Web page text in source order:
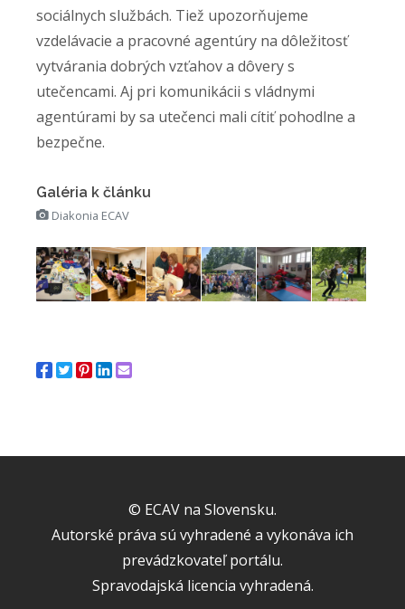
sociálnych službách. Tiež upozorňujeme
vzdelávacie a pracovné agentúry na dôležitosť
vytvárania dobrých vzťahov a dôvery s
utečencami. Aj pri komunikácii s vládnymi
agentúrami by sa utečenci mali cítiť pohodlne a
bezpečne.
Galéria k článku
Diakonia ECAV
© ECAV na Slovensku.
Autorské práva sú vyhradené a vykonáva ich
prevádzkovateľ portálu.
Spravodajská licencia vyhradená.